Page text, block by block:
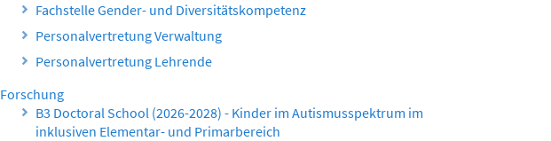
Fachstelle Gender- und Diversitätskompetenz
Personalvertretung Verwaltung
Personalvertretung Lehrende
Forschung
B3 Doctoral School (2026-2028) - Kinder im Autismusspektrum im
inklusiven Elementar- und Primarbereich